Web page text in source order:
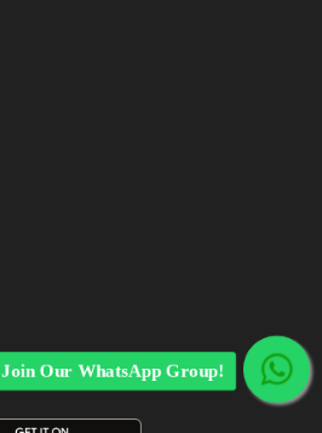
Join Our WhatsApp Group!